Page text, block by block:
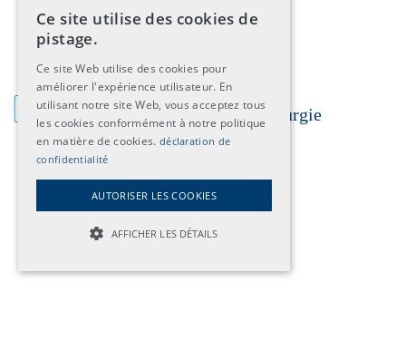
21 novembre 2026, Muttenz
- délai
d'inscription 7 août 2026
Information examen de base chirurgie
Ce site utilise des cookies de
pistage.
Ce site Web utilise des cookies pour
améliorer l'expérience utilisateur. En
utilisant notre site Web, vous acceptez tous
les cookies conformément à notre politique
en matière de cookies. déclaration de
confidentialité
AUTORISER LES COOKIES
AFFICHER LES DÉTAILS
STRICTLY NECESSARY COOKIES